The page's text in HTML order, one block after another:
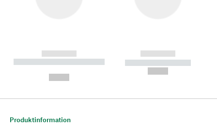
------------
----------- ----------- --------
------------
----------- -----------
Produktinformation